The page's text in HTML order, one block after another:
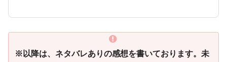
※以降は、ネタバレありの感想を書いております。未